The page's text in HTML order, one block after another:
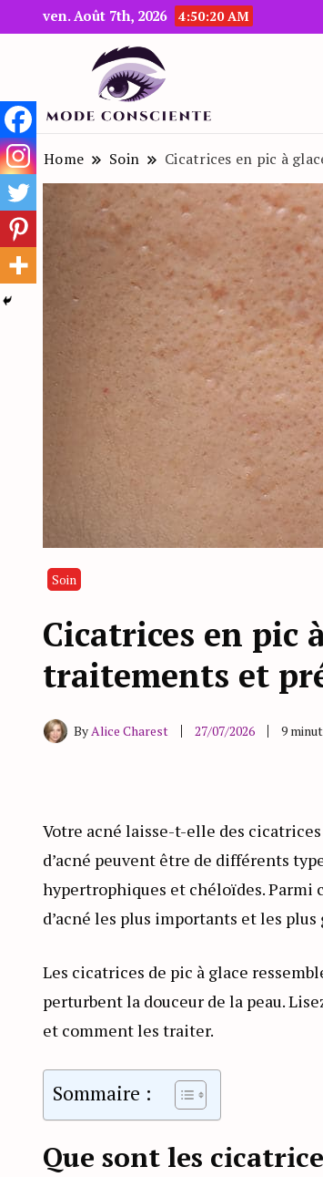
ven. Août 7th, 2026 4:50:21 AM
Home Soin Cicatrices en pic à
Soin
Cicatrices en pic
traitements et
ByAlice Charest 27/07/2026 9
Votre acné laisse-t-elle des
d’acné peuvent être de différents
hypertrophiques et chéloïdes. Parmi
d’acné les plus importants et les plus
Les cicatrices de pic à glace
perturbent la douceur de la peau.
et comment les traiter.
Sommaire :
Que sont les